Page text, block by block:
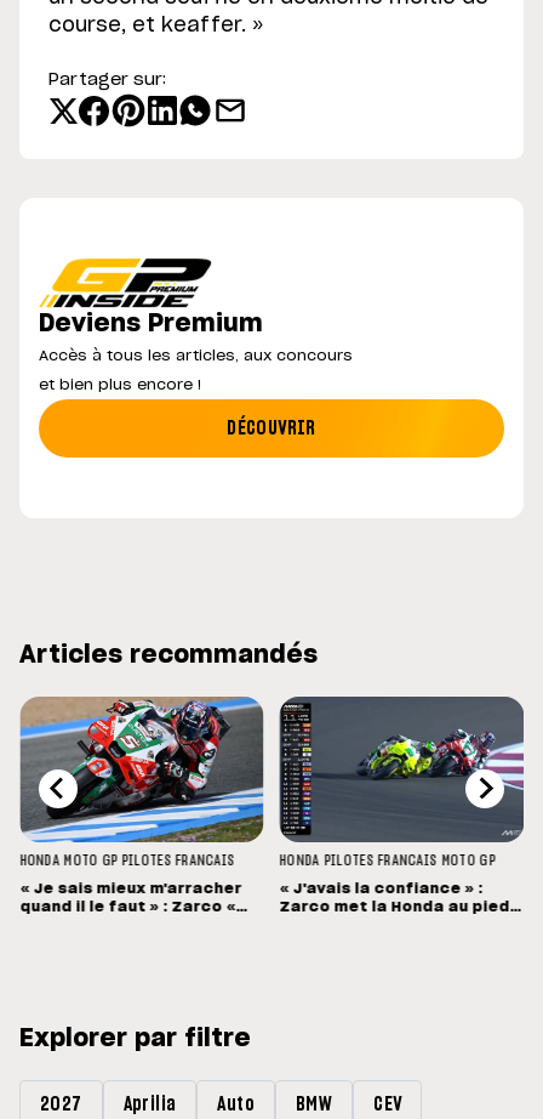
course, et keaffer. »
Partager sur:
Deviens Premium
Accès à tous les articles, aux concours
et bien plus encore !
DÉCOUVRIR
Articles recommandés
HONDA MOTO GP PILOTES FRANCAIS
« Je sais mieux m'arracher
quand il le faut » : Zarco «
HONDA PILOTES FRANCAIS MOTO GP
« J'avais la confiance » :
Zarco met la Honda au pied
Explorer par filtre
2027 Aprilia Auto BMW CEV